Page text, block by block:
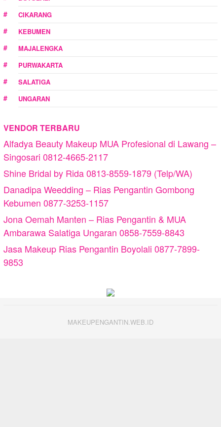
CIKARANG
KEBUMEN
MAJALENGKA
PURWAKARTA
SALATIGA
UNGARAN
VENDOR TERBARU
Alfadya Beauty Makeup MUA Profesional di Lawang –
Singosari 0812-4665-2117
Shine Bridal by Rida 0813-8559-1879 (Telp/WA)
Danadipa Weedding – Rias Pengantin Gombong
Kebumen 0877-3253-1157
Jona Oemah Manten – Rias Pengantin & MUA
Ambarawa Salatiga Ungaran 0858-7559-8843
Jasa Makeup Rias Pengantin Boyolali 0877-7899-
9853
MAKEUPENGANTIN.WEB.ID